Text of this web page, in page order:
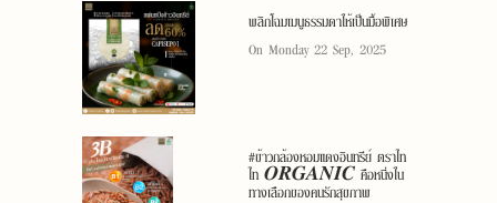
พลิกโฉมเมนูธรรมดาให้เป็นมื้อพิเศษ
On Monday 22 Sep, 2025
#ข้าวกล้องหอมแดงอินทรีย์ ตราไท
ไท 𝑶𝑹𝑮𝑨𝑵𝑰𝑪 คือหนึ่งใน
ทางเลือกของคนรักสุขภาพ